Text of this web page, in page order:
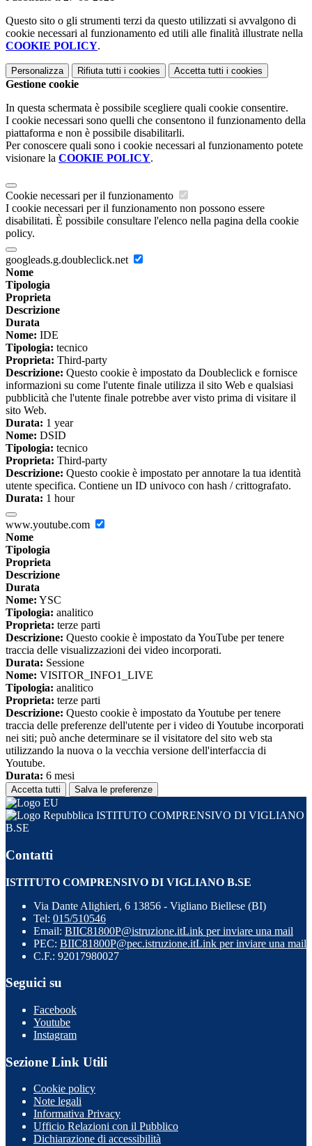
Questo sito o gli strumenti terzi da questo utilizzati si avvalgono di
cookie necessari al funzionamento ed utili alle finalità illustrate nella
COOKIE POLICY.
Personalizza Rifiuta tutti i cookies Accetta tutti i cookies
Gestione cookie
In questa schermata è possibile scegliere quali cookie consentire.
I cookie necessari sono quelli che consentono il funzionamento della
piattaforma e non è possibile disabilitarli.
Per conoscere quali sono i cookie necessari al funzionamento potete
visionare la COOKIE POLICY.
Cookie necessari per il funzionamento
I cookie necessari per il funzionamento non possono essere
disabilitati. È possibile consultare l'elenco nella pagina della cookie
policy.
googleads.g.doubleclick.net
Nome
Tipologia
Proprieta
Descrizione
Durata
Nome: IDE
Tipologia: tecnico
Proprieta: Third-party
Descrizione: Questo cookie è impostato da Doubleclick e fornisce
informazioni su come l'utente finale utilizza il sito Web e qualsiasi
pubblicità che l'utente finale potrebbe aver visto prima di visitare il
sito Web.
Durata: 1 year
Nome: DSID
Tipologia: tecnico
Proprieta: Third-party
Descrizione: Questo cookie è impostato per annotare la tua identità
utente specifica. Contiene un ID univoco con hash / crittografato.
Durata: 1 hour
www.youtube.com
Nome
Tipologia
Proprieta
Descrizione
Durata
Nome: YSC
Tipologia: analitico
Proprieta: terze parti
Descrizione: Questo cookie è impostato da YouTube per tenere
traccia delle visualizzazioni dei video incorporati.
Durata: Sessione
Nome: VISITOR_INFO1_LIVE
Tipologia: analitico
Proprieta: terze parti
Descrizione: Questo cookie è impostato da Youtube per tenere
traccia delle preferenze dell'utente per i video di Youtube incorporati
nei siti; può anche determinare se il visitatore del sito web sta
utilizzando la nuova o la vecchia versione dell'interfaccia di
Youtube.
Durata: 6 mesi
Accetta tutti Salva le preferenze
ISTITUTO COMPRENSIVO DI VIGLIANO
B.SE
Contatti
ISTITUTO COMPRENSIVO DI VIGLIANO B.SE
Via Dante Alighieri, 6 13856 - Vigliano Biellese (BI)
Tel: 015/510546
Email: BIIC81800P@istruzione.itLink per inviare una mail
PEC: BIIC81800P@pec.istruzione.itLink per inviare una mail
C.F.: 92017980027
Seguici su
Facebook
Youtube
Instagram
Sezione Link Utili
Cookie policy
Note legali
Informativa Privacy
Ufficio Relazioni con il Pubblico
Dichiarazione di accessibilità